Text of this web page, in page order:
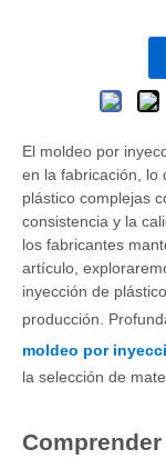
El moldeo por
en la fabricación, lo
plástico complejas
consistencia y la
los fabricantes
artículo,
inyección de
producción.
moldeo por
la selección de